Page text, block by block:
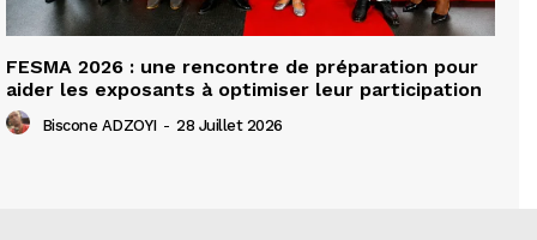
FESMA 2026 : une rencontre de préparation pour
aider les exposants à optimiser leur participation
Biscone ADZOYI - 28 Juillet 2026